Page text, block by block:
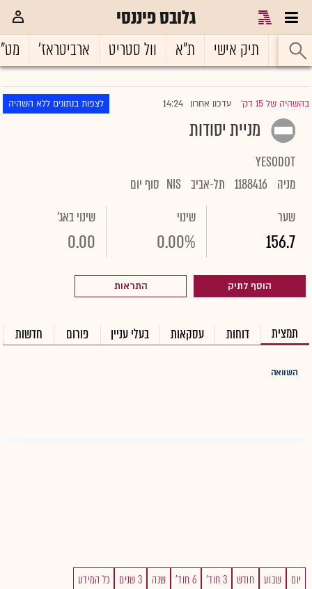
גלובס פיננסי
ראשי תיק אישי ת"א וול סטריט ארביטראז'
בהשהיה של 15 דק' |עדכון אחרון 14:24 לצפות בנתונים ללא השהיה
מניית יסודות
YESODOT
מניה 1188416 תל-אביב NIS סוף יום
שער
156.7
שינוי
0.00%
שינוי באג'
0.00
הוסף לתיק התראות
תמצית דוחות עסקאות בעלי עניין פורום חדשות
השוואה
יום שבוע חודש 3 חוד' 6 חוד' שנה 3 שנים כל המידע